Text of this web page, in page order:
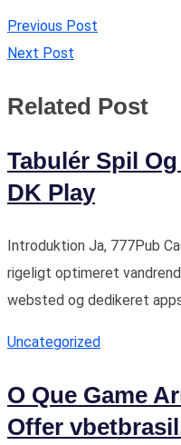
Previous Post
Next Post
Related Post
Tabulér Spil
DK Play
Introduktion Ja, 777Pub
rigeligt optimeret
websted og dedikeret
Uncategorized
O Que Game
Offer